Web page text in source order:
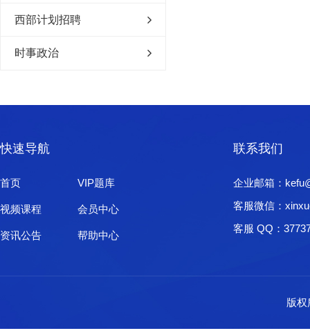
西部计划招聘
时事政治
快速导航
首页 VIP题库
视频课程 会员中心
资讯公告 帮助中心
联系我们
企业邮箱：
客服微信：
客服 QQ：
版权